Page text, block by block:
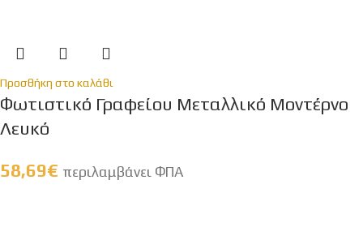
Προσθήκη στο καλάθι
Φωτιστικό Γραφείου Μεταλλικό Μοντέρνο
Λευκό
58,69€ περιλαμβάνει ΦΠΑ